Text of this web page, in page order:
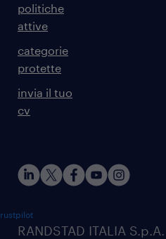
politiche
attive
categorie
protette
invia il tuo
cv
RANDSTAD ITALIA